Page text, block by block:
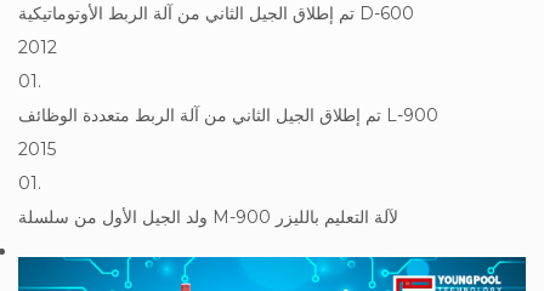
تم إطلاق الجيل الثاني من آلة الربط الأوتوماتيكية D-600
2012
01.
تم إطلاق الجيل الثاني من آلة الربط متعددة الوظائف L-900
2015
01.
ولد الجيل الأول من سلسلة M-900 لآلة التعليم بالليزر